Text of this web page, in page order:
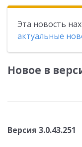
Эта новость
актуальные
Новое в
Версия 3.0.43.251